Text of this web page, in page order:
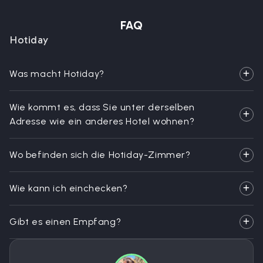
FAQ
Hotiday
Was macht Hotiday?
Wie kommt es, dass Sie unter derselben
Adresse wie ein anderes Hotel wohnen?
Wo befinden sich die Hotiday-Zimmer?
Wie kann ich einchecken?
Gibt es einen Empfang?